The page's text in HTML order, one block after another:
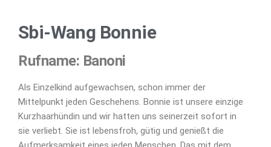
Sbi-Wang Bonnie
Rufname: Banoni
Als Einzelkind aufgewachsen, schon immer der
Mittelpunkt jeden Geschehens. Bonnie ist unsere einzige
Kurzhaarhündin und wir hatten uns seinerzeit sofort in
sie verliebt. Sie ist lebensfroh, gütig und genießt die